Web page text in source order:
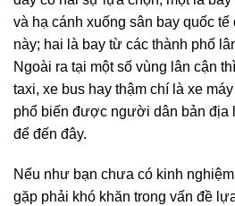
và hạ cánh xuống sân bay quốc
này; hai là bay từ các thành phố
Ngoài ra tại một số vùng lân cận
taxi, xe bus hay thậm chí là xe
phổ biến được người dân bản địa
để đến đây.
Nếu như bạn chưa có kinh
gặp phải khó khăn trong vấn đề